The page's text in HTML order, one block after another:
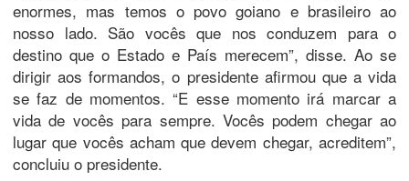
enormes, mas temos o povo goiano e brasileiro ao
nosso lado. São vocês que nos conduzem para o
destino que o Estado e País merecem”, disse. Ao se
dirigir aos formandos, o presidente afirmou que a vida
se faz de momentos. “E esse momento irá marcar a
vida de vocês para sempre. Vocês podem chegar ao
lugar que vocês acham que devem chegar, acreditem”,
concluiu o presidente.